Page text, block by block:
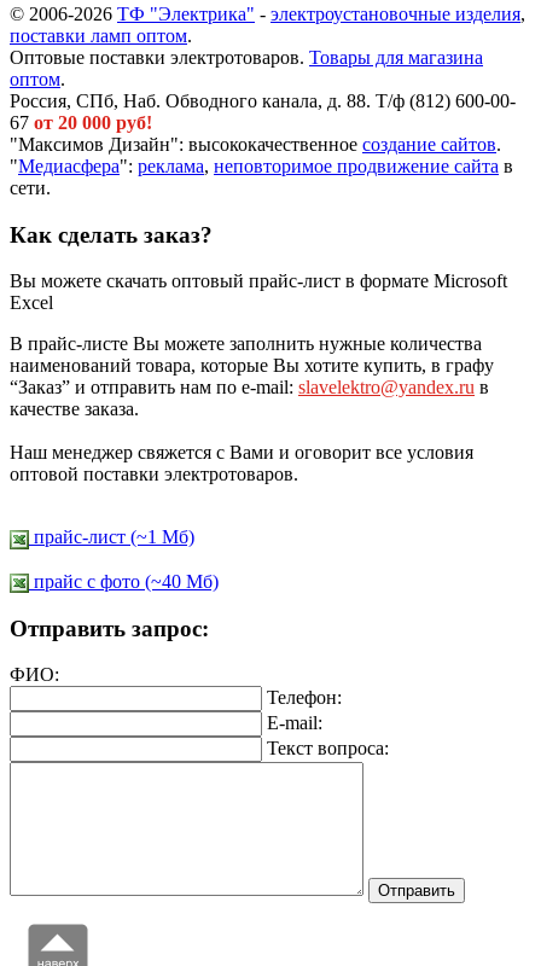
© 2006-2026 ТФ "Электрика" - электроустановочные изделия,
поставки ламп оптом.
Оптовые поставки электротоваров. Товары для магазина
оптом.
Россия, СПб, Наб. Обводного канала, д. 88. Т/ф (812) 600-00-
67 от 20 000 руб!
"Максимов Дизайн": высококачественное создание сайтов.
"Медиасфера": реклама, неповторимое продвижение сайта в
сети.
Как сделать заказ?
Вы можете скачать оптовый прайс-лист в формате Microsoft
Excel
В прайс-листе Вы можете заполнить нужные количества
наименований товара, которые Вы хотите купить, в графу
“Заказ” и отправить нам по e-mail: slavelektro@yandex.ru в
качестве заказа.
Наш менеджер свяжется с Вами и оговорит все условия
оптовой поставки электротоваров.
прайс-лист (~1 Мб)
прайс c фото (~40 Мб)
Отправить запрос:
ФИО:
Телефон:
E-mail:
Текст вопроса: